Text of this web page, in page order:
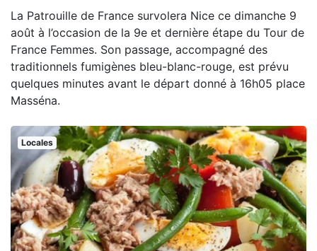
La Patrouille de France survolera Nice ce dimanche 9
août à l’occasion de la 9e et dernière étape du Tour de
France Femmes. Son passage, accompagné des
traditionnels fumigènes bleu-blanc-rouge, est prévu
quelques minutes avant le départ donné à 16h05 place
Masséna.
Locales